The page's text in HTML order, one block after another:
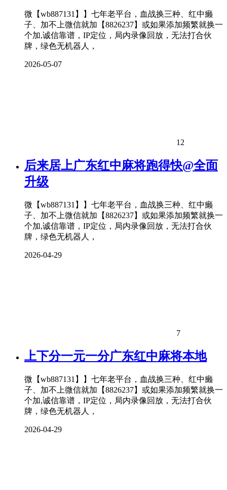
微【wb887131】】七年老平台，血战换三种、红中癞
子、加不上微信就加【8826237】或如果添加频繁就换一
个加,诚信靠谱，IP定位，局内录像回放，无法打合伙
牌，绿色无机器人，
2026-05-07
12
后来居上广东红中麻将跑得快@全面
升级
微【wb887131】】七年老平台，血战换三种、红中癞
子、加不上微信就加【8826237】或如果添加频繁就换一
个加,诚信靠谱，IP定位，局内录像回放，无法打合伙
牌，绿色无机器人，
2026-04-29
7
上下分一元一分广东红中麻将本地
微【wb887131】】七年老平台，血战换三种、红中癞
子、加不上微信就加【8826237】或如果添加频繁就换一
个加,诚信靠谱，IP定位，局内录像回放，无法打合伙
牌，绿色无机器人，
2026-04-29